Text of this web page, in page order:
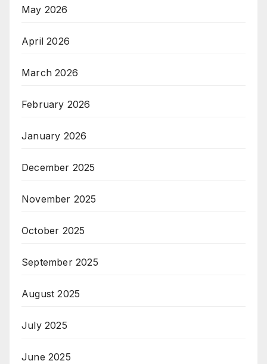
May 2026
April 2026
March 2026
February 2026
January 2026
December 2025
November 2025
October 2025
September 2025
August 2025
July 2025
June 2025